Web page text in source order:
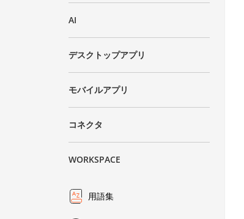
AI
デスクトップアプリ
モバイルアプリ
コネクタ
WORKSPACE
用語集